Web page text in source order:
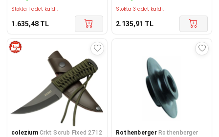
Stokta 1 adet kaldı.
1.635,48 TL
Stokta 3 adet kaldı.
2.135,91 TL
colezium Crkt Scrub Fixed 2712
Rothenberger Rothenberger